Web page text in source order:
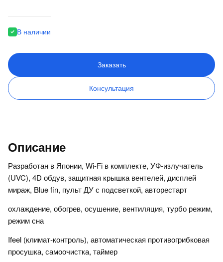
В наличии
Заказать
Консультация
Описание
Разработан в Японии, Wi-Fi в комплекте, УФ-излучатель
(UVC), 4D обдув, защитная крышка вентелей, дисплей
мираж, Blue fin, пульт ДУ с подсветкой, авторестарт
охлаждение, обогрев, осушение, вентиляция, турбо режим,
режим сна
Ifeel (климат-контроль), автоматическая противогрибковая
просушка, самоочистка, таймер